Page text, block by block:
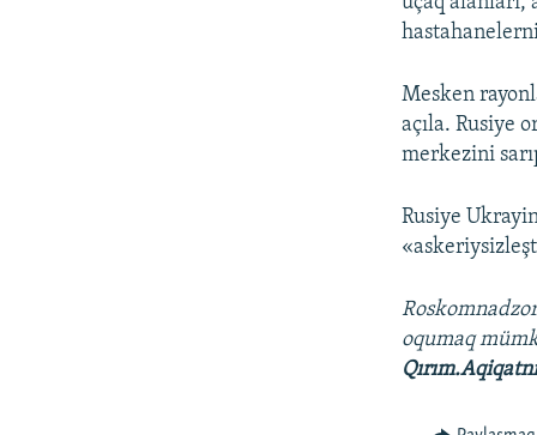
Mesken
açıla. Rusiye
merkezini
Rusiye
oqumaq